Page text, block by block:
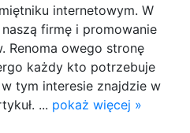
internetowym. W
firmę i promowanie
Renoma owego stronę
każdy kto potrzebuje
tym interesie znajdzie w
... pokaż więcej »